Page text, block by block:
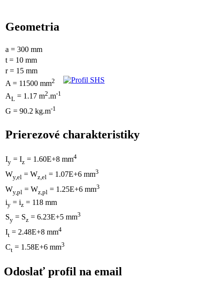
Geometria
a = 300 mm
t = 10 mm
r = 15 mm
A = 11500 mm2
AL = 1.17 m2.m-1
G = 90.2 kg.m-1
Prierezové charakteristiky
Iy = Iz = 1.60E+8 mm4
Wy,el = Wz,el = 1.07E+6 mm3
Wy,pl = Wz,pl = 1.25E+6 mm3
iy = iz = 118 mm
Sy = Sz = 6.23E+5 mm3
It = 2.48E+8 mm4
Ct = 1.58E+6 mm3
Odoslať profil na email